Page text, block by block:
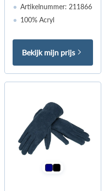
Artikelnummer: 211866
100% Acryl
Bekijk mijn prijs